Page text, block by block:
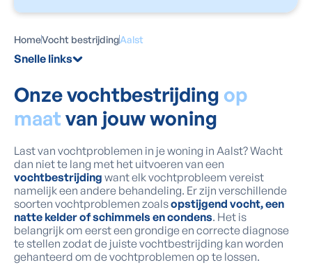
HomeVocht bestrijdingAalst
Snelle links
Onze vochtbestrijding op
maat van jouw woning
Last van vochtproblemen in je woning in Aalst? Wacht
dan niet te lang met het uitvoeren van een
vochtbestrijding want elk vochtprobleem vereist
namelijk een andere behandeling. Er zijn verschillende
soorten vochtproblemen zoalsopstijgend vocht, een
natte kelder of schimmels en condens. Het is
belangrijk om eerst een grondige en correcte diagnose
te stellen zodat de juiste vochtbestrijding kan worden
gehanteerd om de vochtproblemen op te lossen.